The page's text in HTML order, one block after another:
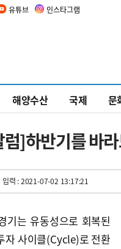
유튜브 인스타그램
해양수산 국제 문
]하반기를 바
력 : 2021-07-02 13:17:21
기는 유동성으로 회복된
자 사이클(Cycle)로 전환